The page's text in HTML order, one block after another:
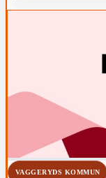
VAGGERYDS KOMMUN